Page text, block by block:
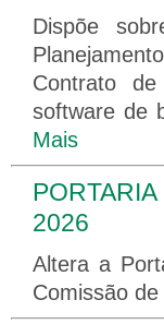
Dispõe
Contrato
software de
Mais
2026
Altera a
Comissão